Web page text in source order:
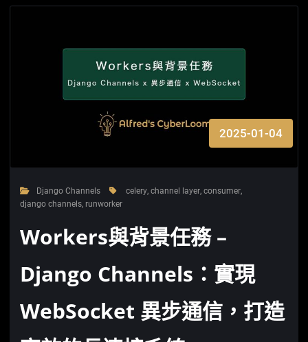
2025-01-04
Django Channels celery,channel layer,consumer,
django channels, runworker
Workers與背景任務 –
Django Channels：實現
WebSocket 異步通信，打造